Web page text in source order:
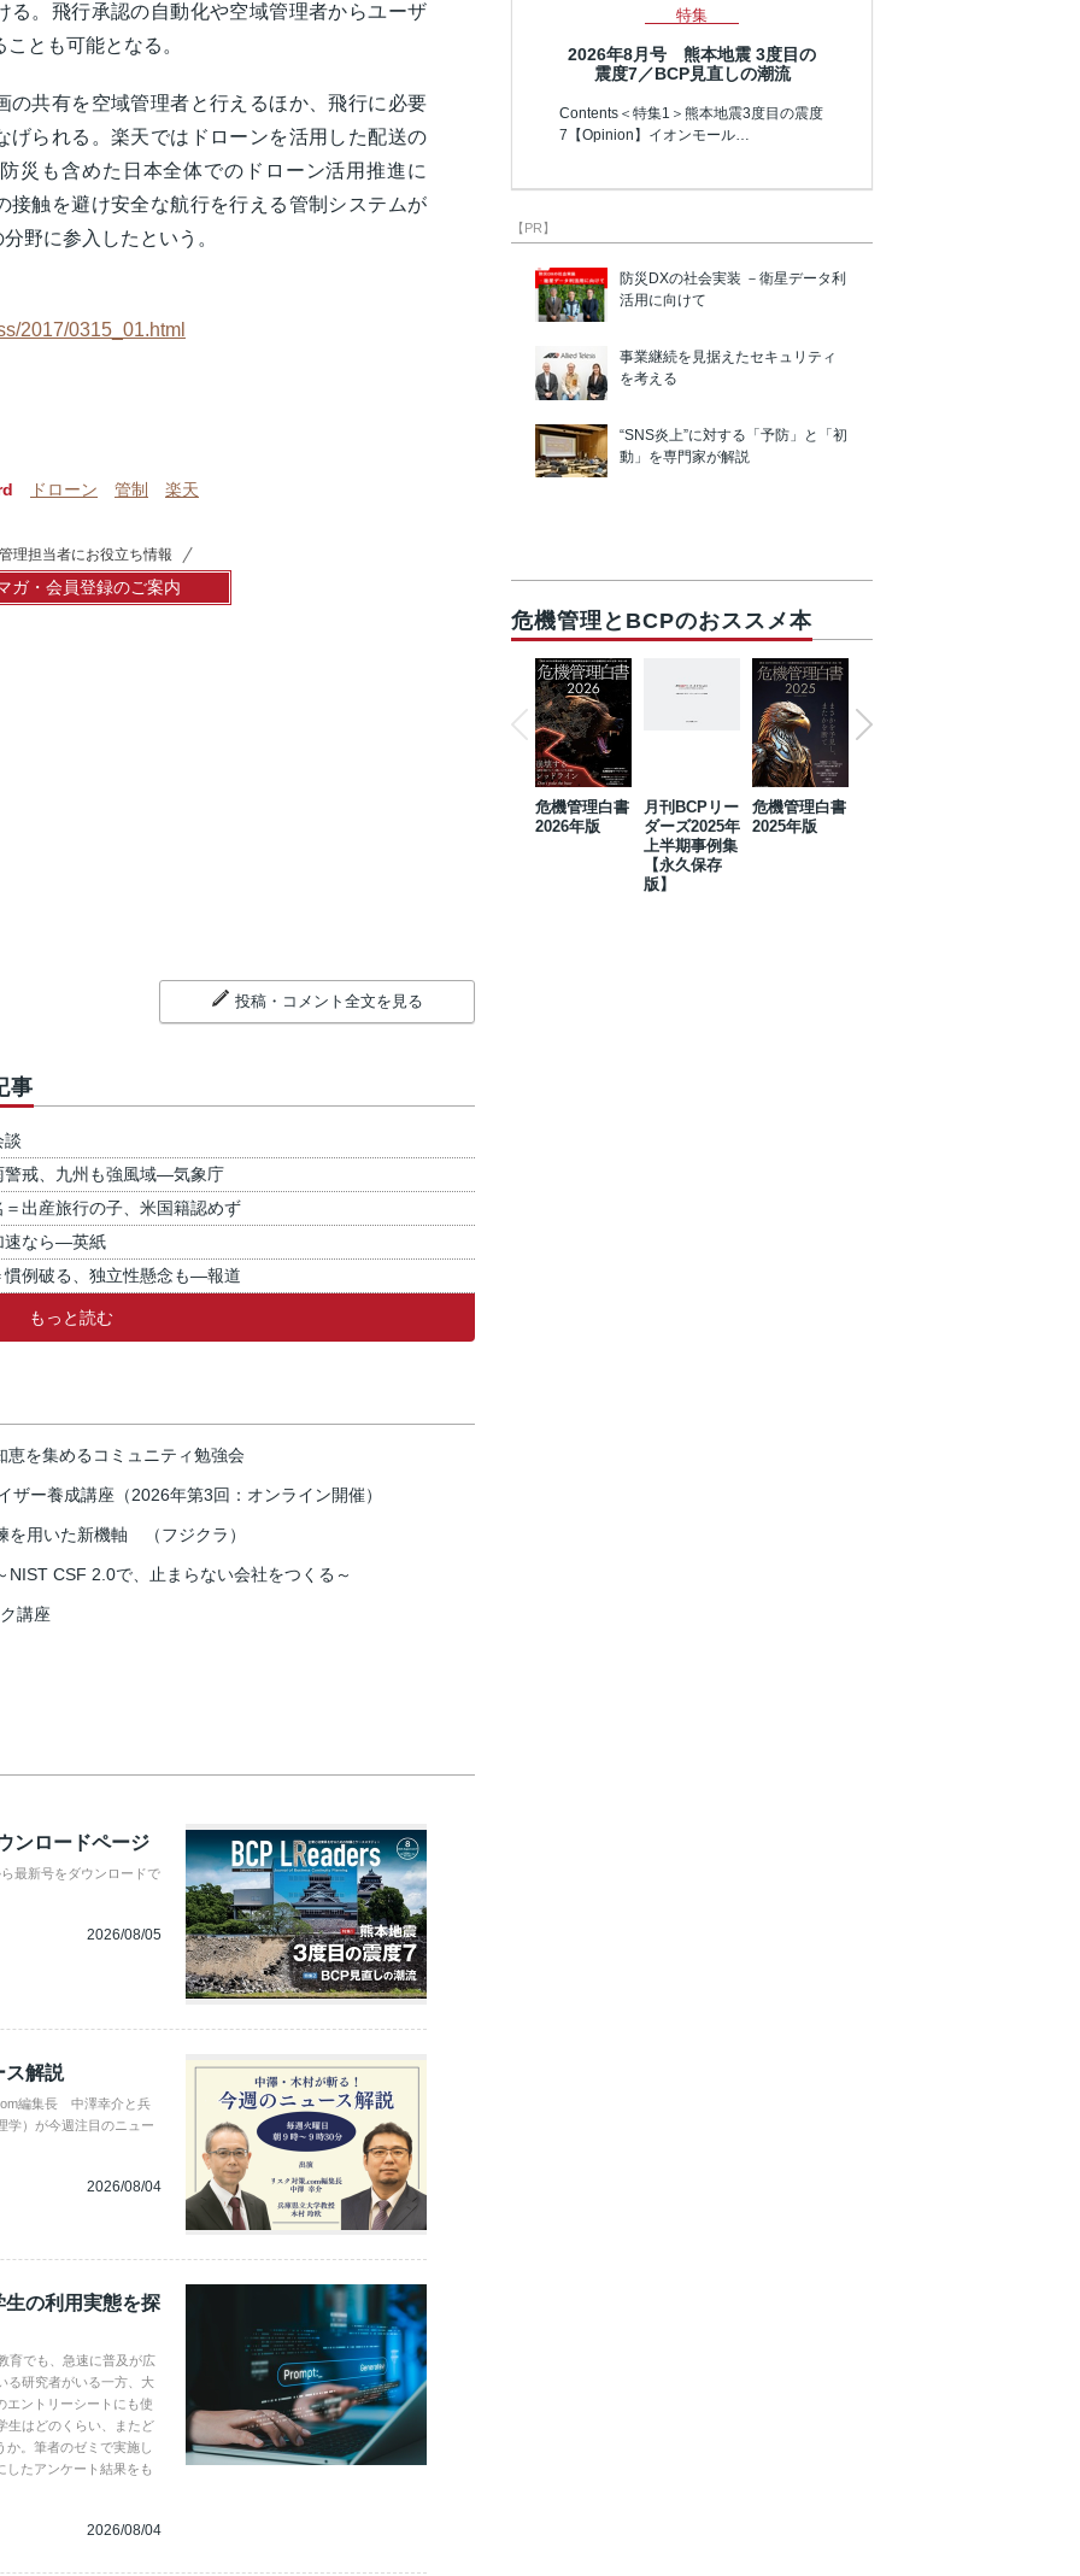
る。飛行承認の自動化や空域管理者からユーザ
とも可能となる。
の共有を空域管理者と行えるほか、飛行に必要
げられる。楽天ではドローンを活用した配送の
災も含めた日本全体でのドローン活用推進に
接触を避け安全な航行を行える管制システムが
野に参入したという。
2017/0315_01.html
ドローン 管制 楽天
理担当者にお役立ち情報
ガ・会員登録のご案内
投稿・コメント全文を見る
事
談
警戒、九州も強風域―気象庁
出産旅行の子、米国籍認めず
速なら―英紙
慣例破る、独立性懸念も―報道
もっと読む
恵を集めるコミュニティ勉強会
ザー養成講座（2026年第3回：オンライン開催）
を用いた新機軸 （フジクラ）
CSF 2.0で、止まらない会社をつくる～
講座
ンロードページ
最新号をダウンロードで
2026/08/05
ス解説
編集長 中澤幸介と兵
）が今週注目のニュー
2026/08/04
の利用実態を探
育でも、急速に普及が広
る研究者がいる一方、大
エントリーシートにも使
生はどのくらい、またど
か。筆者のゼミで実施し
したアンケート結果をも
2026/08/04
特集
2026年8月号 熊本地震 3度目の
震度7／BCP見直しの潮流
Contents＜特集1＞熊本地震3度目の震度
7【Opinion】イオンモール…
【PR】
防災DXの社会実装 －衛星データ利
活用に向けて
事業継続を見据えたセキュリティ
を考える
“SNS炎上”に対する「予防」と「初
動」を専門家が解説
危機管理とBCPのおススメ本
危機管理白書
2026年版
月刊BCPリー
ダーズ2025年
上半期事例集
【永久保存
版】
危機管理白書
2025年版